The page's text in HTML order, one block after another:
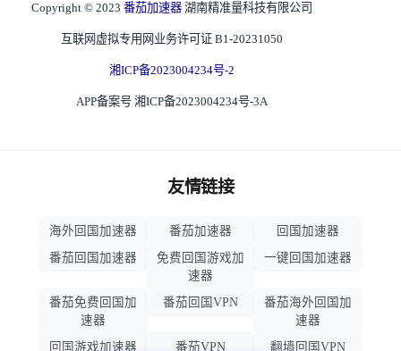
Copyright © 2023 番茄加速器 湖南精准量科技有限公司
互联网虚拟专用网业务许可证 B1-20231050
湘ICP备2023004234号-2
APP备案号 湘ICP备2023004234号-3A
友情链接
海外回国加速器 番茄加速器
回国加速器
番茄回国加速器
免费回国游戏加
速器
一键回国加速器
番茄免费回国加
速器
番茄回国VPN
番茄海外回国加
速器
回国游戏加速器
番茄VPN 翻墙回国VPN